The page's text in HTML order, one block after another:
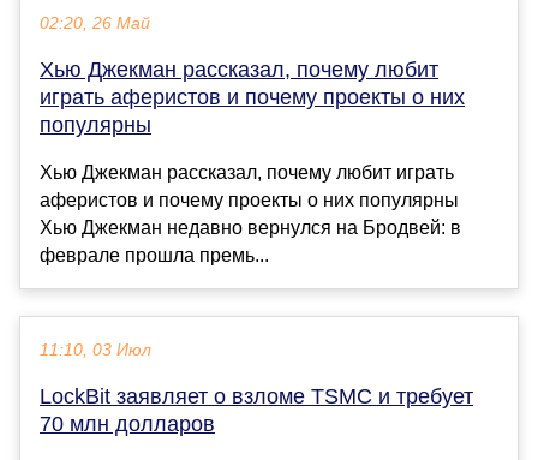
02:20, 26 Май
Хью Джекман рассказал, почему любит
играть аферистов и почему проекты о них
популярны
Хью Джекман рассказал, почему любит играть
аферистов и почему проекты о них популярны
Хью Джекман недавно вернулся на Бродвей: в
феврале прошла премь...
11:10, 03 Июл
LockBit заявляет о взломе TSMC и требует
70 млн долларов